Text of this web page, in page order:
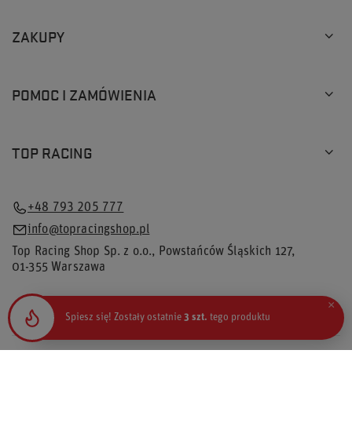
ZAKUPY
POMOC I ZAMÓWIENIA
TOP RACING
+48 793 205 777
info@topracingshop.pl
Top Racing Shop Sp. z o.o., Powstańców Śląskich 127,
01-355Warszawa
Spiesz się! Zostały ostatnie 3 szt. tego produktu
×